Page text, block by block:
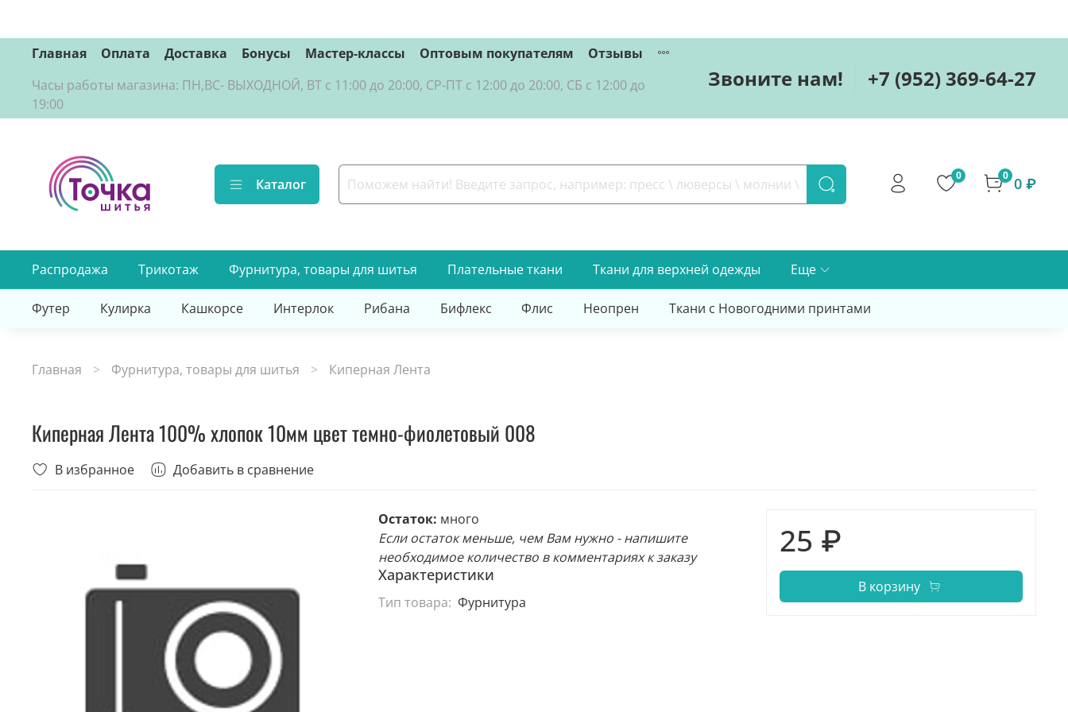
Главная Оплата Доставка Бонусы Мастер-классы Оптовым покупателям
Отзывы
Часы работы магазина: ПН,ВС- ВЫХОДНОЙ, ВТ с 11:00 до 20:00, СР-ПТ с 12:00 до 20:00, СБ с 12:00 до
19:00
Звоните нам! +7 (952) 369-64-27
Каталог
0 0 0 ₽
Распродажа Трикотаж Фурнитура, товары для шитья Плательные ткани Ткани для верхней одежды Еще
Футер Кулирка Кашкорсе Интерлок Рибана Бифлекс Флис Неопрен Ткани с Новогодними принтами
Главная Фурнитура, товары для шитья Киперная Лента
Киперная Лента 100% хлопок 10мм цвет темно-фиолетовый 008
В избранное Добавить в сравнение
Остаток: много
Если остаток меньше, чем Вам нужно - напишите
необходимое количество в комментариях к заказу
Характеристики
Тип товара: Фурнитура
25 ₽
В корзину